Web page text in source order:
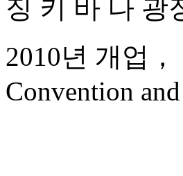
징 키 바 나 광
2010년 개업，
Convention